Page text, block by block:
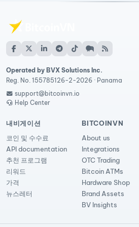
Operated by BVX Solutions Inc.
Reg. No. 155785126-2-2026 · Panama
support@bitcoinvn.io
Help Center
내비게이션
코인 및 수수료
API documentation
추천 프로그램
리워드
가격
뉴스레터
BITCOINVN
About us
Integrations
OTC Trading
Bitcoin ATMs
Hardware Shop
Brand Assets
BV Insights